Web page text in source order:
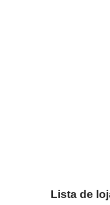
Lista de